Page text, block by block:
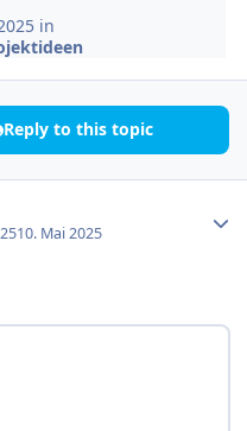
in
Reply to this topic
10. Mai 2025